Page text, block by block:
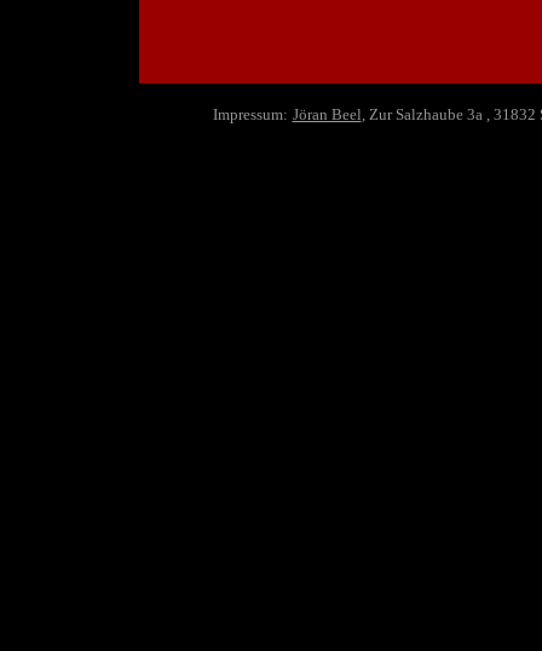
Impressum: Jöran Beel, Zur Salzhaube 3a , 31832